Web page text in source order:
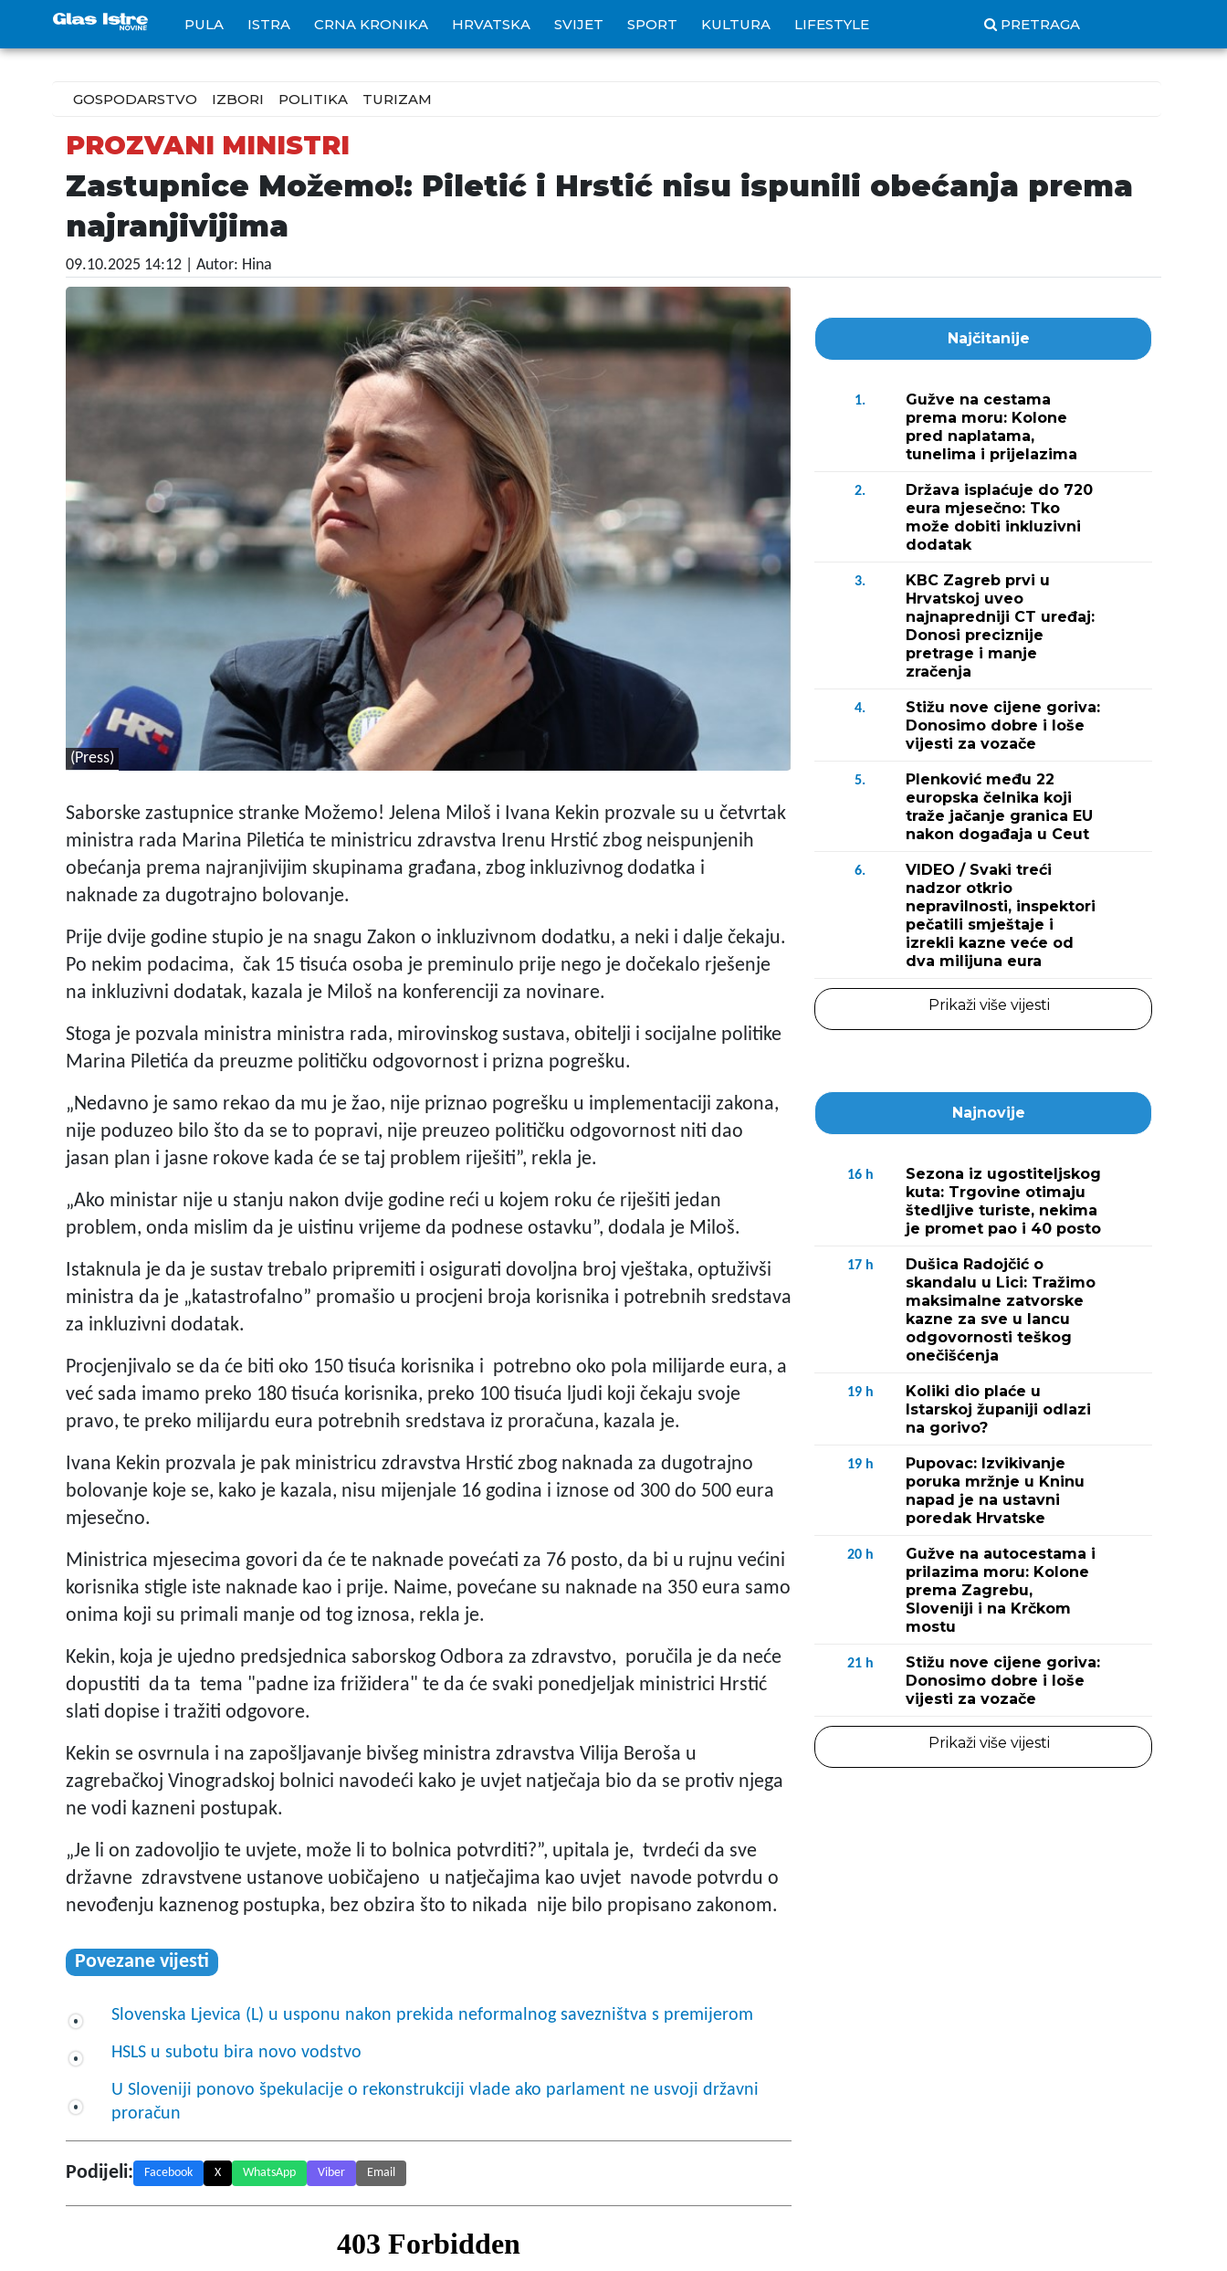
PULA ISTRA CRNA KRONIKA HRVATSKA SVIJET SPORT KULTURA LIFESTYLE PRETRAGA
GOSPODARSTVO IZBORI POLITIKA TURIZAM
PROZVANI MINISTRI
Zastupnice Možemo!: Piletić i Hrstić nisu ispunili obećanja prema
najranjivijima
09.10.2025 14:12 | Autor: Hina
(Press)
Saborske zastupnice stranke Možemo! Jelena Miloš i Ivana Kekin prozvale su u četvrtak
ministra rada Marina Piletića te ministricu zdravstva Irenu Hrstić zbog neispunjenih
obećanja prema najranjivijim skupinama građana, zbog inkluzivnog dodatka i
naknade za dugotrajno bolovanje.
Prije dvije godine stupio je na snagu Zakon o inkluzivnom dodatku, a neki i dalje čekaju.
Po nekim podacima, čak 15 tisuća osoba je preminulo prije nego je dočekalo rješenje
na inkluzivni dodatak, kazala je Miloš na konferenciji za novinare.
Stoga je pozvala ministra ministra rada, mirovinskog sustava, obitelji i socijalne politike
Marina Piletića da preuzme političku odgovornost i prizna pogrešku.
„Nedavno je samo rekao da mu je žao, nije priznao pogrešku u implementaciji zakona,
nije poduzeo bilo što da se to popravi, nije preuzeo političku odgovornost niti dao
jasan plan i jasne rokove kada će se taj problem riješiti”, rekla je.
„Ako ministar nije u stanju nakon dvije godine reći u kojem roku će riješiti jedan
problem, onda mislim da je uistinu vrijeme da podnese ostavku”, dodala je Miloš.
Istaknula je da je sustav trebalo pripremiti i osigurati dovoljna broj vještaka, optuživši
ministra da je „katastrofalno” promašio u procjeni broja korisnika i potrebnih sredstava
za inkluzivni dodatak.
Procjenjivalo se da će biti oko 150 tisuća korisnika i potrebno oko pola milijarde eura, a
već sada imamo preko 180 tisuća korisnika, preko 100 tisuća ljudi koji čekaju svoje
pravo, te preko milijardu eura potrebnih sredstava iz proračuna, kazala je.
Ivana Kekin prozvala je pak ministricu zdravstva Hrstić zbog naknada za dugotrajno
bolovanje koje se, kako je kazala, nisu mijenjale 16 godina i iznose od 300 do 500 eura
mjesečno.
Ministrica mjesecima govori da će te naknade povećati za 76 posto, da bi u rujnu većini
korisnika stigle iste naknade kao i prije. Naime, povećane su naknade na 350 eura samo
onima koji su primali manje od tog iznosa, rekla je.
Kekin, koja je ujedno predsjednica saborskog Odbora za zdravstvo, poručila je da neće
dopustiti da ta tema "padne iza frižidera" te da će svaki ponedjeljak ministrici Hrstić
slati dopise i tražiti odgovore.
Kekin se osvrnula i na zapošljavanje bivšeg ministra zdravstva Vilija Beroša u
zagrebačkoj Vinogradskoj bolnici navodeći kako je uvjet natječaja bio da se protiv njega
ne vodi kazneni postupak.
„Je li on zadovoljio te uvjete, može li to bolnica potvrditi?”, upitala je, tvrdeći da sve
državne zdravstvene ustanove uobičajeno u natječajima kao uvjet navode potvrdu o
nevođenju kaznenog postupka, bez obzira što to nikada nije bilo propisano zakonom.
Povezane vijesti
Slovenska Ljevica (L) u usponu nakon prekida neformalnog savezništva s premijerom
HSLS u subotu bira novo vodstvo
U Sloveniji ponovo špekulacije o rekonstrukciji vlade ako parlament ne usvoji državni
proračun
Podijeli: Facebook X WhatsApp Viber Email
Najčitanije
1.
Gužve na cestama
prema moru: Kolone
pred naplatama,
tunelima i prijelazima
2.
Država isplaćuje do 720
eura mjesečno: Tko
može dobiti inkluzivni
dodatak
3.
KBC Zagreb prvi u
Hrvatskoj uveo
najnapredniji CT uređaj:
Donosi preciznije
pretrage i manje
zračenja
4.
Stižu nove cijene goriva:
Donosimo dobre i loše
vijesti za vozače
5.
Plenković među 22
europska čelnika koji
traže jačanje granica EU
nakon događaja u Ceut
6.
VIDEO / Svaki treći
nadzor otkrio
nepravilnosti, inspektori
pečatili smještaje i
izrekli kazne veće od
dva milijuna eura
Prikaži više vijesti
Najnovije
16 h
Sezona iz ugostiteljskog
kuta: Trgovine otimaju
štedljive turiste, nekima
je promet pao i 40 posto
17 h
Dušica Radojčić o
skandalu u Lici: Tražimo
maksimalne zatvorske
kazne za sve u lancu
odgovornosti teškog
onečišćenja
19 h
Koliki dio plaće u
Istarskoj županiji odlazi
na gorivo?
19 h
Pupovac: Izvikivanje
poruka mržnje u Kninu
napad je na ustavni
poredak Hrvatske
20 h
Gužve na autocestama i
prilazima moru: Kolone
prema Zagrebu,
Sloveniji i na Krčkom
mostu
21 h
Stižu nove cijene goriva:
Donosimo dobre i loše
vijesti za vozače
Prikaži više vijesti